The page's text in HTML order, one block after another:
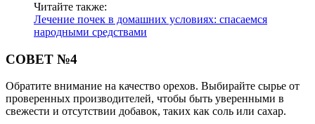
Читайте также:
Лечение почек в домашних условиях: спасаемся
народными средствами
СОВЕТ №4
Обратите внимание на качество орехов. Выбирайте сырье от
проверенных производителей, чтобы быть уверенными в
свежести и отсутствии добавок, таких как соль или сахар.